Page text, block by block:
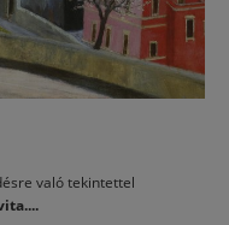
való tekintettel